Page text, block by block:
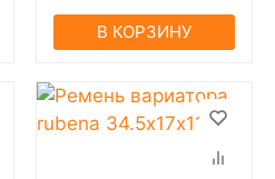
В КОРЗИНУ